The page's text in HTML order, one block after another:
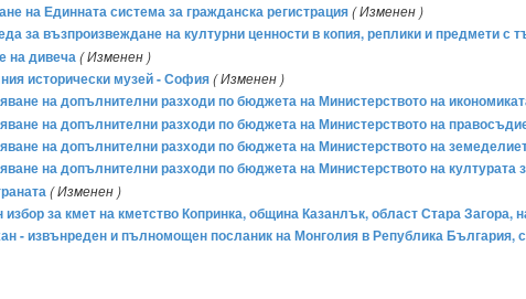
на Единната система за гражданска регистрация( Изменен )
за възпроизвеждане на културни ценности в копия, реплики и предмети с
на дивеча( Изменен )
исторически музей - София( Изменен )
на допълнителни разходи по бюджета на Министерството на
на допълнителни разходи по бюджета на Министерството на
на допълнителни разходи по бюджета на Министерството на
на допълнителни разходи по бюджета на Министерството на културата
( Изменен )
за кмет на кметство Копринка, община Казанлък, област Стара Загора,
- извънреден и пълномощен посланик на Монголия в Република България,